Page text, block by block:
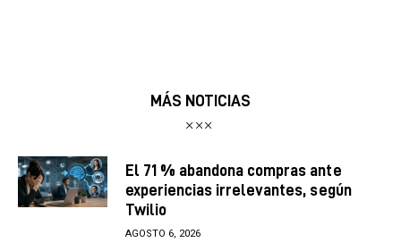
MÁS NOTICIAS
El 71 % abandona compras ante
experiencias irrelevantes, según
Twilio
AGOSTO 6, 2026